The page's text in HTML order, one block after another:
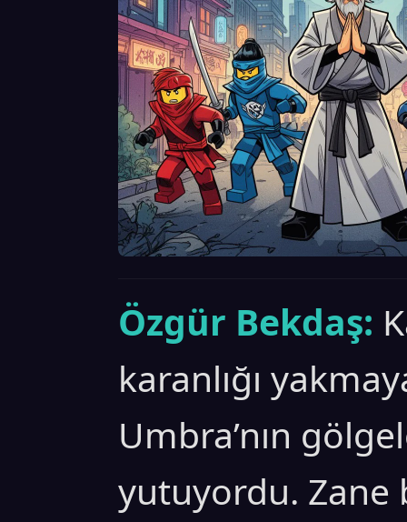
Özgür Bekdaş:
karanlığı
Umbra’nın
yutuyordu. Zane